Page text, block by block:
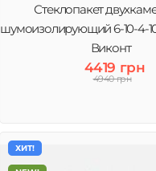
Стеклопакет
шумоизолирующий 6-10-4-
Виконт
4419 грн
4940 грн
ХИТ!